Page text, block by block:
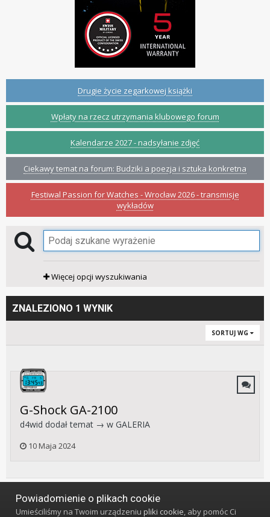
Drugie życie zegarkowej książki
Wpłaty na rzecz utrzymania klubowego forum
Kalendarze 2027 - nadsyłanie zdjęć
Ciekawy temat na forum: Budziki a poezja i sztuka konkretna
Festiwal Passion for Watches - Wrocław 2026 - transmisje
wykładów
Więcej opcji wyszukiwania
ZNALEZIONO 1 WYNIK
SORTUJ WG
G-Shock GA-2100
d4wid dodał temat → w GALERIA
10 Maja 2024
Język Styl Polityka prywatności
Powiadomienie o plikach cookie
Umieściliśmy na Twoim urządzeniupliki cookie, aby pomóc Ci